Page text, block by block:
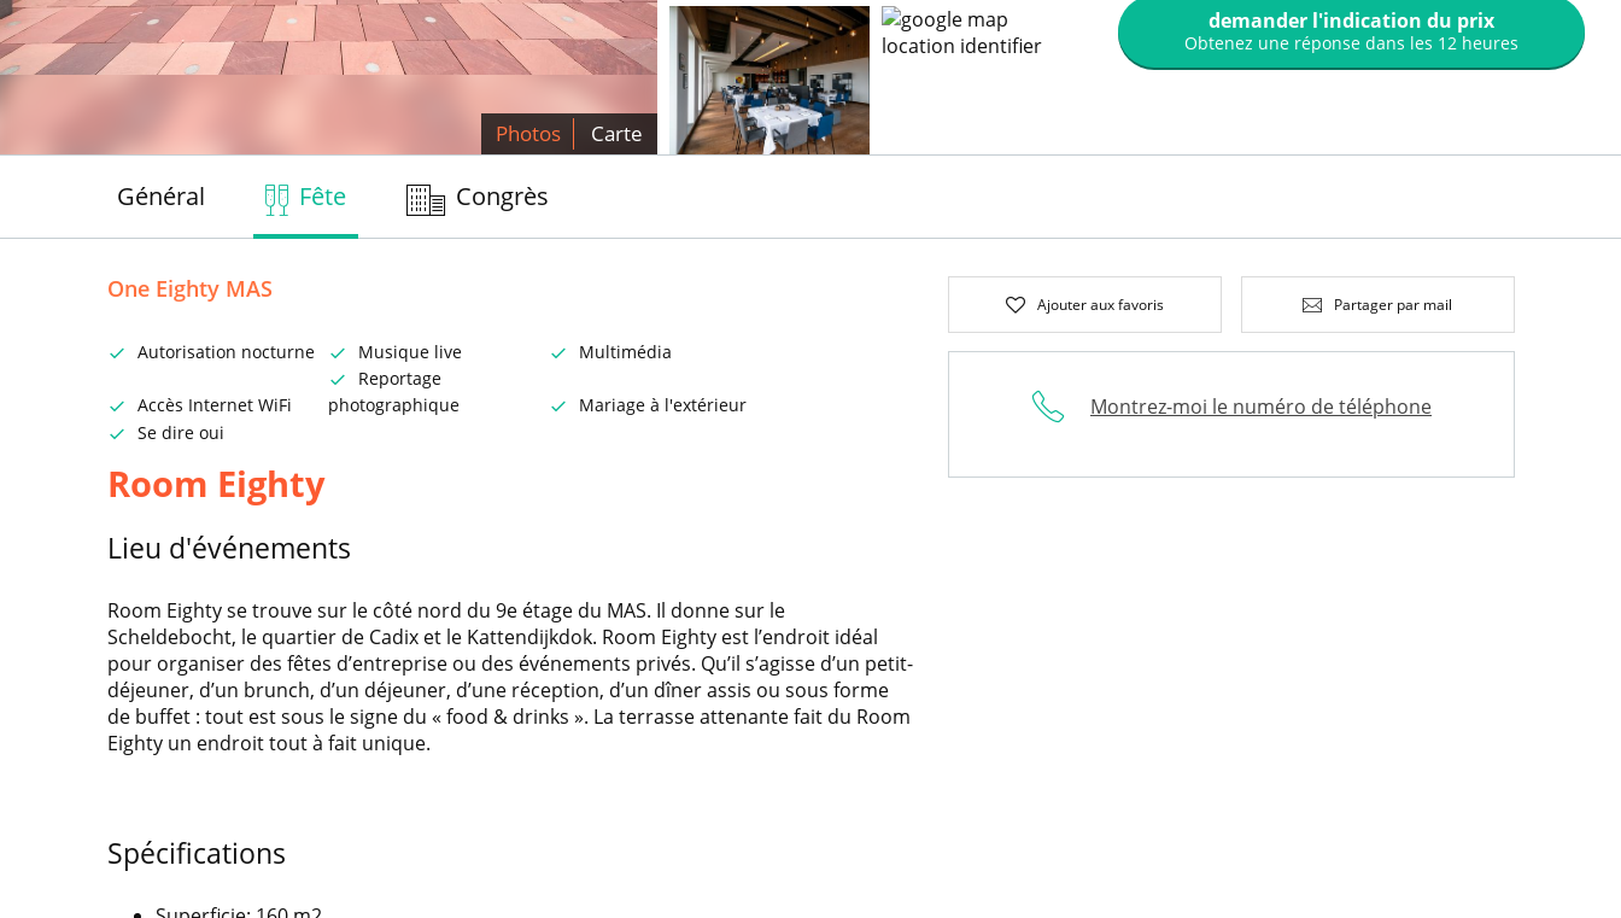
Photos Carte
demander l'indication du prix
Obtenez une réponse dans les 12 heures
Général Fête Congrès
One Eighty MAS
Autorisation nocturne Musique live Multimédia
Accès Internet WiFi
Reportage
photographique
Mariage à l'extérieur
Se dire oui
Room Eighty
Lieu d'événements
Room Eighty se trouve sur le côté nord du 9e étage du MAS. Il donne sur le
Scheldebocht, le quartier de Cadix et le Kattendijkdok. Room Eighty est l’endroit idéal
pour organiser des fêtes d’entreprise ou des événements privés. Qu’il s’agisse d’un petit-
déjeuner, d’un brunch, d’un déjeuner, d’une réception, d’un dîner assis ou sous forme
de buffet : tout est sous le signe du « food & drinks ». La terrasse attenante fait du Room
Eighty un endroit tout à fait unique.
Spécifications
Ajouter aux favoris Partager par mail
Montrez-moi le numéro de téléphone